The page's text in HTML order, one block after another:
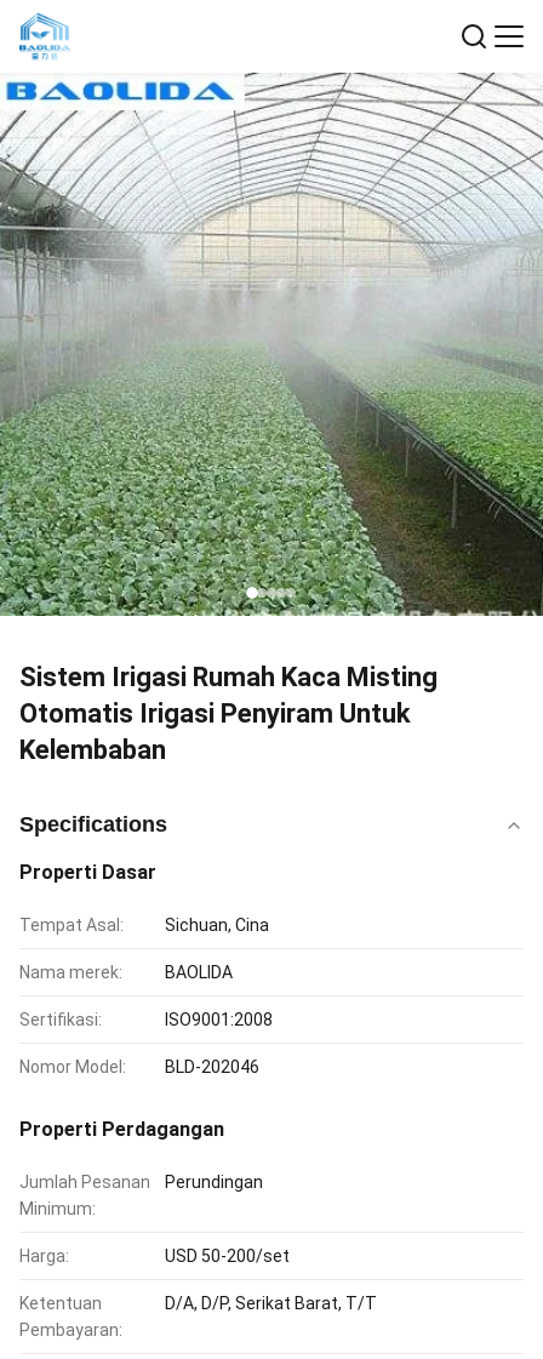
Sistem Irigasi Rumah Kaca Misting
Otomatis Irigasi Penyiram Untuk
Kelembaban
Specifications
Properti Dasar
Tempat Asal: Sichuan, Cina
Nama merek: BAOLIDA
Sertifikasi: ISO9001:2008
Nomor Model: BLD-202046
Properti Perdagangan
Jumlah Pesanan
Minimum:
Perundingan
Harga: USD 50-200/set
Ketentuan
Pembayaran:
D/A, D/P, Serikat Barat, T/T